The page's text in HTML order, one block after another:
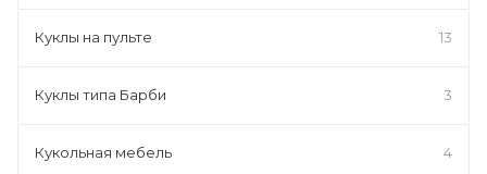
Куклы на пульте 13
Куклы типа Барби 3
Кукольная мебель 4